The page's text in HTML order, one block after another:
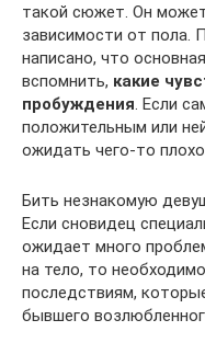
такой сюжет. Он
зависимости от пола.
написано, что
вспомнить, какие
пробуждения. Если
положительным или
ожидать чего-то
Бить незнакомую
Если сновидец
ожидает много
на тело, то
последствиям,
бывшего